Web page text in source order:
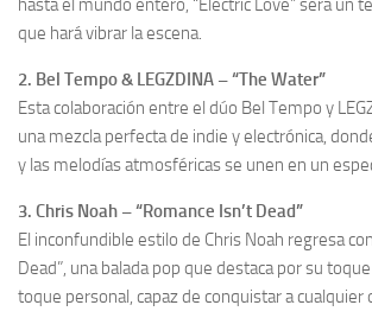
hasta el mundo entero, “Electric Love” será un
que hará vibrar la escena.
2. Bel Tempo & LEGZDINA – “The Water”
Esta colaboración entre el dúo Bel Tempo y
una mezcla perfecta de indie y electrónica,
y las melodías atmosféricas se unen en un
3. Chris Noah – “Romance Isn’t Dead”
El inconfundible estilo de Chris Noah regresa
Dead”, una balada pop que destaca por su
toque personal, capaz de conquistar a cualquier